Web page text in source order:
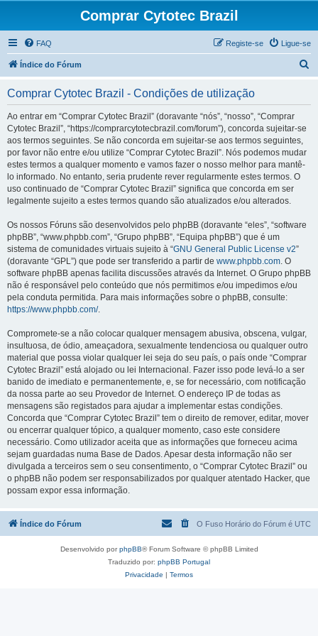
Comprar Cytotec Brazil
FAQ Ligue-se
Registe-se
Índice do Fórum
Comprar Cytotec Brazil - Condições de utilização
Ao entrar em “Comprar Cytotec Brazil” (doravante “nós”, “nosso”, “Comprar
Cytotec Brazil”, “https://comprarcytotecbrazil.com/forum”), concorda sujeitar-se
aos termos seguintes. Se não concorda em sujeitar-se aos termos seguintes,
por favor não entre e/ou utilize “Comprar Cytotec Brazil”. Nós podemos mudar
estes termos a qualquer momento e vamos fazer o nosso melhor para mantê-
lo informado. No entanto, seria prudente rever regularmente estes termos. O
uso continuado de “Comprar Cytotec Brazil” significa que concorda em ser
legalmente sujeito a estes termos quando são atualizados e/ou alterados.
Os nossos Fóruns são desenvolvidos pelo phpBB (doravante “eles”, “software
phpBB”, “www.phpbb.com”, “Grupo phpBB”, “Equipa phpBB”) que é um
sistema de comunidades virtuais sujeito à “GNU General Public License v2”
(doravante “GPL”) que pode ser transferido a partir de www.phpbb.com. O
software phpBB apenas facilita discussões através da Internet. O Grupo phpBB
não é responsável pelo conteúdo que nós permitimos e/ou impedimos e/ou
pela conduta permitida. Para mais informações sobre o phpBB, consulte:
https://www.phpbb.com/.
Compromete-se a não colocar qualquer mensagem abusiva, obscena, vulgar,
insultuosa, de ódio, ameaçadora, sexualmente tendenciosa ou qualquer outro
material que possa violar qualquer lei seja do seu país, o país onde “Comprar
Cytotec Brazil” está alojado ou lei Internacional. Fazer isso pode levá-lo a ser
banido de imediato e permanentemente, e, se for necessário, com notificação
da nossa parte ao seu Provedor de Internet. O endereço IP de todas as
mensagens são registados para ajudar a implementar estas condições.
Concorda que “Comprar Cytotec Brazil” tem o direito de remover, editar, mover
ou encerrar qualquer tópico, a qualquer momento, caso este considere
necessário. Como utilizador aceita que as informações que forneceu acima
sejam guardadas numa Base de Dados. Apesar desta informação não ser
divulgada a terceiros sem o seu consentimento, o “Comprar Cytotec Brazil” ou
o phpBB não podem ser responsabilizados por qualquer atentado Hacker, que
possam expor essa informação.
Índice do Fórum O Fuso Horário do Fórum é UTC
Desenvolvido porphpBB® Forum Software © phpBB Limited
Traduzido por: phpBB Portugal
Privacidade | Termos